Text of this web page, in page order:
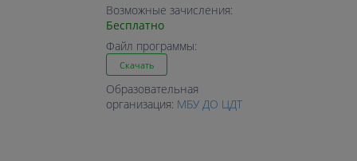
Возможные зачисления:
Бесплатно
Файл программы:
Скачать
Образовательная
организация: МБУ ДО ЦДТ